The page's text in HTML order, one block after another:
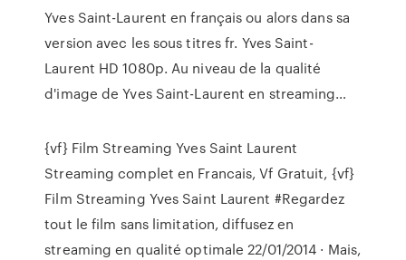
Yves Saint-Laurent en français ou alors dans sa
version avec les sous titres fr. Yves Saint-
Laurent HD 1080p. Au niveau de la qualité
d'image de Yves Saint-Laurent en streaming…
{vf} Film Streaming Yves Saint Laurent
Streaming complet en Francais, Vf Gratuit, {vf}
Film Streaming Yves Saint Laurent #Regardez
tout le film sans limitation, diffusez en
streaming en qualité optimale 22/01/2014 · Mais,